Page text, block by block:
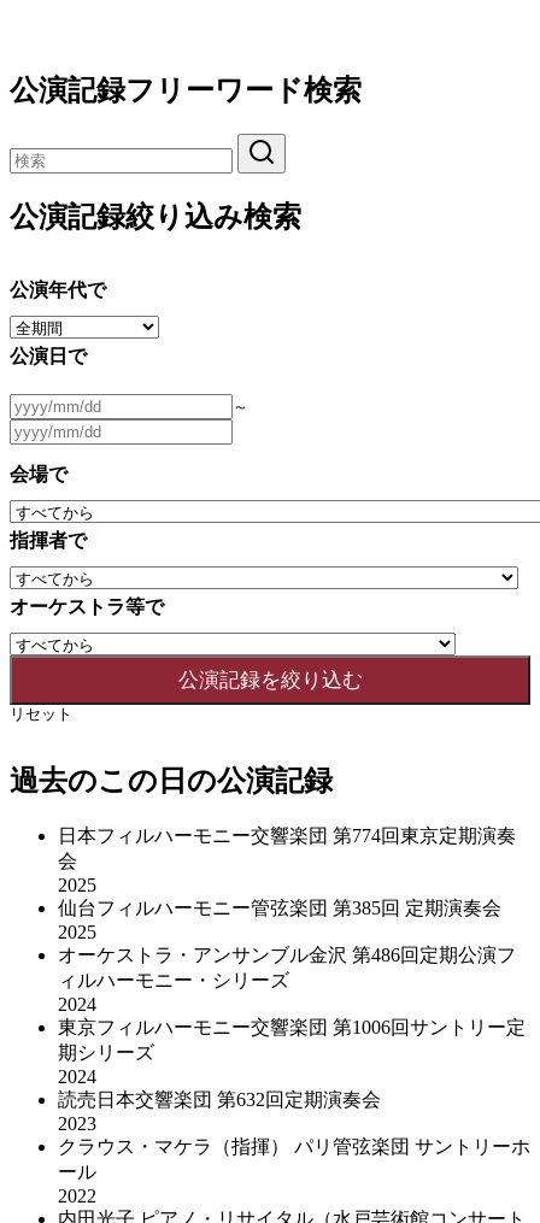
公演記録フリーワード検索
公演記録絞り込み検索
公演年代で
公演日で
～
会場で
指揮者で
オーケストラ等で
リセット
過去のこの日の公演記録
日本フィルハーモニー交響楽団 第774回東京定期演奏
会
2025
仙台フィルハーモニー管弦楽団 第385回 定期演奏会
2025
オーケストラ・アンサンブル金沢 第486回定期公演フ
ィルハーモニー・シリーズ
2024
東京フィルハーモニー交響楽団 第1006回サントリー定
期シリーズ
2024
読売日本交響楽団 第632回定期演奏会
2023
クラウス・マケラ（指揮） パリ管弦楽団 サントリーホ
ール
2022
内田光子 ピアノ・リサイタル（水戸芸術館コンサート